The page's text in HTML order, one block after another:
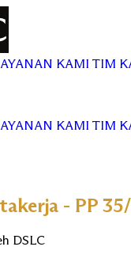
KAMI TIM
KAMI TIM
- PP
DSLC